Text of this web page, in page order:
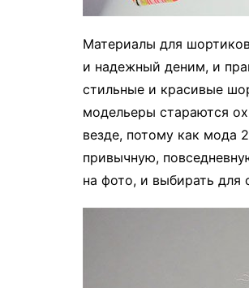
Материалы для
и надежный деним, и
стильные и красивые
модельеры стараются
везде, потому как мода
привычную,
на фото, и выбирать для